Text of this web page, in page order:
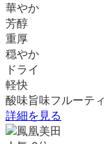
華やか
芳醇
重厚
穏やか
ドライ
軽快
酸味旨味フルーティ
詳細を見る